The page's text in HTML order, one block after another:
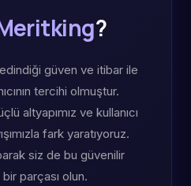
?
güven ve itibar ile
tercihi olmuştur.
altyapımız ve kullanıcı
fark yaratıyoruz.
siz de bu güvenilir
parçası olun.